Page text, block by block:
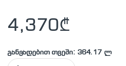
4,370₾
განვადებით თვეში: 364.17 ლ
MFJ2-48ARN1-RB6 quantity